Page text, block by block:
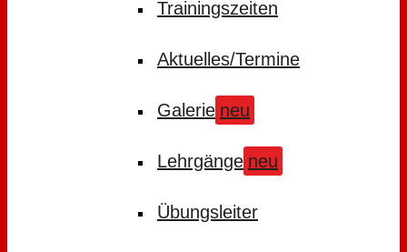
Trainingszeiten
Aktuelles/Termine
Galerie neu
Lehrgänge neu
Übungsleiter